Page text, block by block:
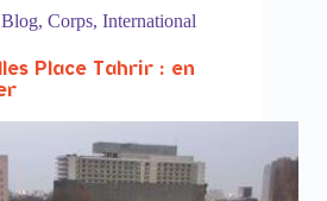
Blog, Corps, International
Place Tahrir : en